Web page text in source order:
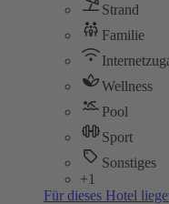
Strand
Familie
Wellness
Pool
Sport
Sonstiges
+1
Für dieses Hotel